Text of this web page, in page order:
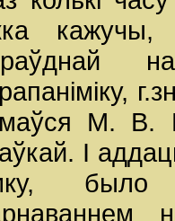
кажучы,
М. В.
І
было